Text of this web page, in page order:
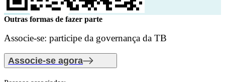
Outras formas de fazer parte
Associe-se: participe da governança da TB
Associe-se agora